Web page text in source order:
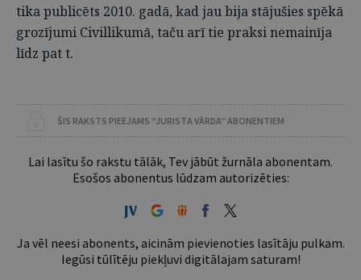
tika publicēts 2010. gadā, kad jau bija stājušies spēkā
grozījumi Civillikumā, taču arī tie praksi nemainīja
līdz pat t.
ŠIS RAKSTS PIEEJAMS “JURISTA VĀRDA” ABONENTIEM
Lai lasītu šo rakstu tālāk, Tev jābūt žurnāla abonentam.
Esošos abonentus lūdzam autorizēties:
Ja vēl neesi abonents, aicinām pievienoties lasītāju pulkam.
Iegūsi tūlītēju piekļuvi digitālajam saturam!